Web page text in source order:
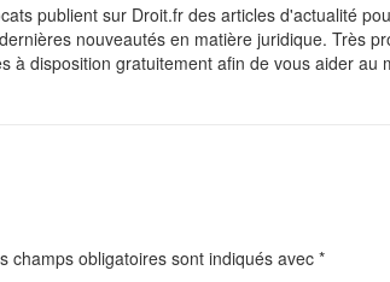
publient sur Droit.fr des articles d'actualité
nouveautés en matière juridique. Très
à disposition gratuitement afin de vous aider au
champs obligatoires sont indiqués avec*